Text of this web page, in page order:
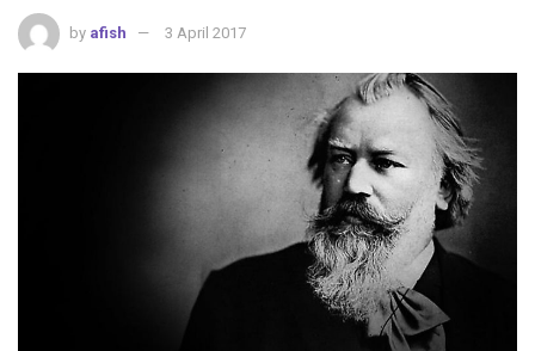
by afish 3 April 2017